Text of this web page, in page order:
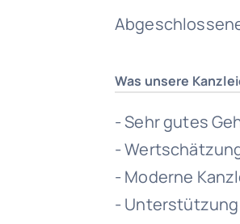
Was unsere
- Sehr gutes
-
- Moderne
-